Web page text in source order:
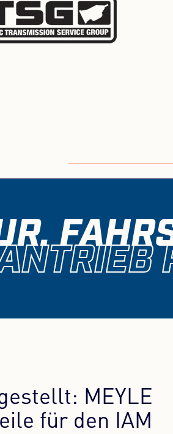
MEYLE
für den IAM